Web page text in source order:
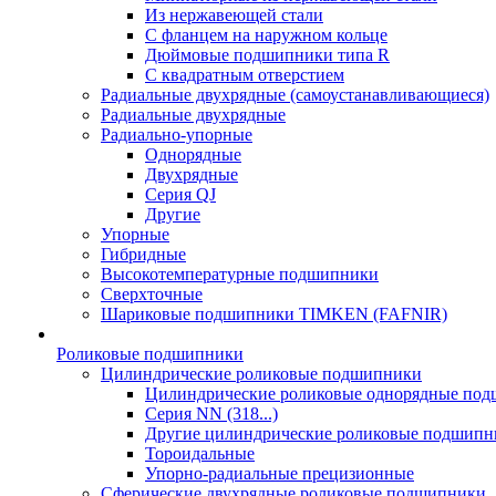
Из нержавеющей стали
С фланцем на наружном кольце
Дюймовые подшипники типа R
С квадратным отверстием
Радиальные двухрядные (самоустанавливающиеся)
Радиальные двухрядные
Радиально-упорные
Однорядные
Двухрядные
Серия QJ
Другие
Упорные
Гибридные
Высокотемпературные подшипники
Сверхточные
Шариковые подшипники TIMKEN (FAFNIR)
Роликовые подшипники
Цилиндрические роликовые подшипники
Цилиндрические роликовые однорядные
Серия NN (318...)
Другие цилиндрические роликовые
Тороидальные
Упорно-радиальные прецизионные